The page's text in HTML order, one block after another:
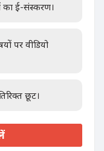
का ई-संस्करण।
पर वीडियो
छूट।